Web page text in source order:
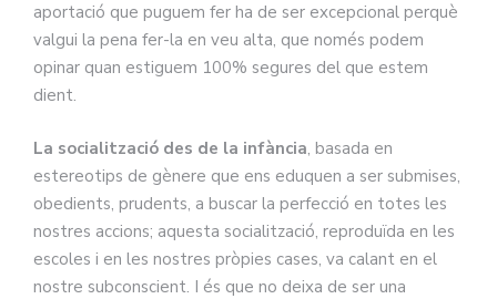
aportació que puguem fer ha de ser excepcional perquè
valgui la pena fer-la en veu alta, que només podem
opinar quan estiguem 100% segures del que estem
dient.
La socialització des de la infància, basada en
estereotips de gènere que ens eduquen a ser submises,
obedients, prudents, a buscar la perfecció en totes les
nostres accions; aquesta socialització, reproduïda en les
escoles i en les nostres pròpies cases, va calant en el
nostre subconscient. I és que no deixa de ser una